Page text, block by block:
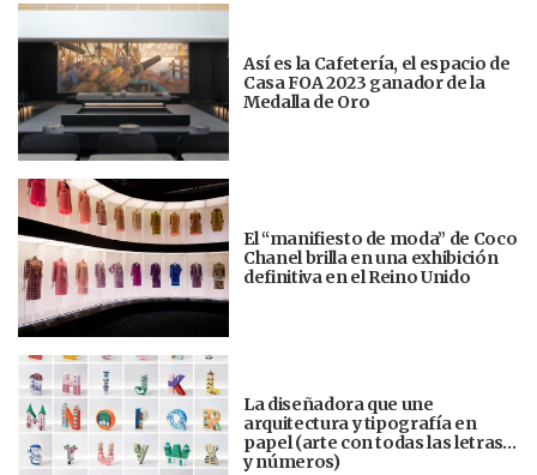
Así es la Cafetería, el espacio de
Casa FOA 2023 ganador de la
Medalla de Oro
El “manifiesto de moda” de Coco
Chanel brilla en una exhibición
definitiva en el Reino Unido
La diseñadora que une
arquitectura y tipografía en
papel (arte con todas las letras…
y números)